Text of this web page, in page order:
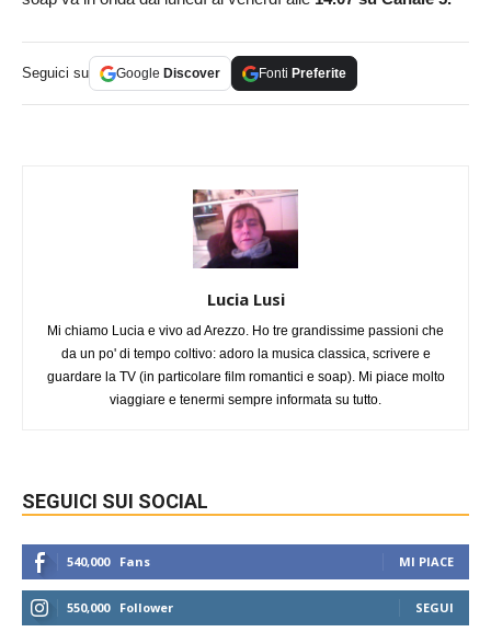
Seguici su Google Discover Fonti Preferite
Lucia Lusi
Mi chiamo Lucia e vivo ad Arezzo. Ho tre grandissime passioni che
da un po' di tempo coltivo: adoro la musica classica, scrivere e
guardare la TV (in particolare film romantici e soap). Mi piace molto
viaggiare e tenermi sempre informata su tutto.
SEGUICI SUI SOCIAL
540,000 Fans MI PIACE
550,000 Follower SEGUI